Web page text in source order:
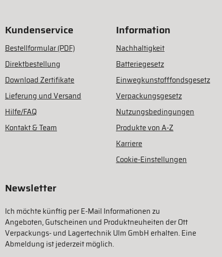
Kundenservice
Bestellformular (PDF)
Direktbestellung
Download Zertifikate
Lieferung und Versand
Hilfe/FAQ
Kontakt & Team
Information
Nachhaltigkeit
Batteriegesetz
Einwegkunstofffondsgesetz
Verpackungsgesetz
Nutzungsbedingungen
Produkte von A-Z
Karriere
Cookie-Einstellungen
Newsletter
Ich möchte künftig per E-Mail Informationen zu
Angeboten, Gutscheinen und Produktneuheiten der Ott
Verpackungs- und Lagertechnik Ulm GmbH erhalten. Eine
Abmeldung ist jederzeit möglich.